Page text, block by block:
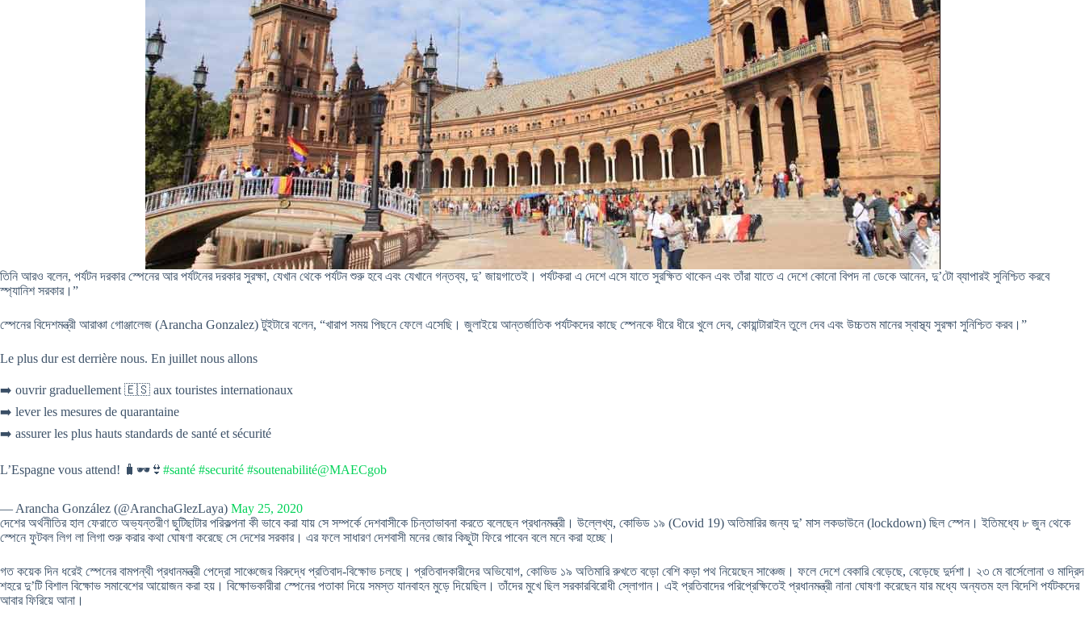
তিনি আরও বলেন, পর্যটন দরকার স্পেনের আর পর্যটনের দরকার সুরক্ষা, যেখান থেকে পর্যটন শুরু হবে এবং যেখানে গন্তব্য, দু’ জায়গাতেই। পর্যটকরা এ দেশে এসে যাতে সুরক্ষিত থাকেন এবং তাঁরা যাতে এ দেশে কোনো বিপদ না ডেকে আনেন, দু’টো ব্যাপারই সুনিশ্চিত করবে
স্প্যানিশ সরকার।”
স্পেনের বিদেশমন্ত্রী আরাঞ্চা গোঞ্জালেজ (Arancha Gonzalez) টুইটারে বলেন, “খারাপ সময় পিছনে ফেলে এসেছি। জুলাইয়ে আন্তর্জাতিক পর্যটকদের কাছে স্পেনকে ধীরে ধীরে খুলে দেব, কোয়ান্টারাইন তুলে দেব এবং উচ্চতম মানের স্বাস্থ্য সুরক্ষা সুনিশ্চিত করব।”
Le plus dur est derrière nous. En juillet nous allons
➡️ ouvrir graduellement 🇪🇸 aux touristes internationaux
➡️ lever les mesures de quarantaine
➡️ assurer les plus hauts standards de santé et sécurité
L’Espagne vous attend! 🧳🕶👙 #santé #securité #soutenabilité@MAECgob
— Arancha González (@AranchaGlezLaya) May 25, 2020
দেশের অর্থনীতির হাল ফেরাতে অভ্যন্তরীণ ছুটিছাটার পরিকল্পনা কী ভাবে করা যায় সে সম্পর্কে দেশবাসীকে চিন্তাভাবনা করতে বলেছেন প্রধানমন্ত্রী। উল্লেখ্য, কোভিড ১৯ (Covid 19) অতিমারির জন্য দু’ মাস লকডাউনে (lockdown) ছিল স্পেন। ইতিমধ্যে ৮ জুন থেকে
স্পেনে ফুটবল লিগ লা লিগা শুরু করার কথা ঘোষণা করেছে সে দেশের সরকার। এর ফলে সাধারণ দেশবাসী মনের জোর কিছুটা ফিরে পাবেন বলে মনে করা হচ্ছে।
গত কয়েক দিন ধরেই স্পেনের বামপন্থী প্রধানমন্ত্রী পেদ্রো সাঞ্চেজের বিরুদ্ধে প্রতিবাদ-বিক্ষোভ চলছে। প্রতিবাদকারীদের অভিযোগ, কোভিড ১৯ অতিমারি রুখতে বড়ো বেশি কড়া পথ নিয়েছেন সাঞ্চেজ। ফলে দেশে বেকারি বেড়েছে, বেড়েছে দুর্দশা। ২৩ মে বার্সেলোনা ও মাদ্রিদ
শহরে দু’টি বিশাল বিক্ষোভ সমাবেশের আয়োজন করা হয়। বিক্ষোভকারীরা স্পেনের পতাকা দিয়ে সমস্ত যানবাহন মুড়ে দিয়েছিল। তাঁদের মুখে ছিল সরকারবিরোধী স্লোগান। এই প্রতিবাদের পরিপ্রেক্ষিতেই প্রধানমন্ত্রী নানা ঘোষণা করেছেন যার মধ্যে অন্যতম হল বিদেশি পর্যটকদের
আবার ফিরিয়ে আনা।